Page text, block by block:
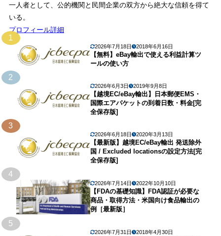
一人者として、公的機関と民間企業の双方から絶大な信頼を得て
いる。
プロフィール詳細
1
2026年7月18日 2018年6月16日
【無料】eBay輸出で使える利益計算ツ
ールの使い方
2
2026年6月3日 2019年9月8日
【越境EC/eBay輸出】日本郵便EMS・
国際エアパケットの到着日数・料金[完
全保存版]
3
2026年6月18日 2020年3月13日
【最新版】越境EC/eBay輸出 発送除外
国 / Excluded locationsの設定方法[完
全保存版]
4
2026年7月14日 2022年10月10日
【FDAの基礎知識】FDA認証が必要な
商品・取得方法・米国向け食品輸出の
例［最新版］
5
2026年7月31日 2018年4月30日